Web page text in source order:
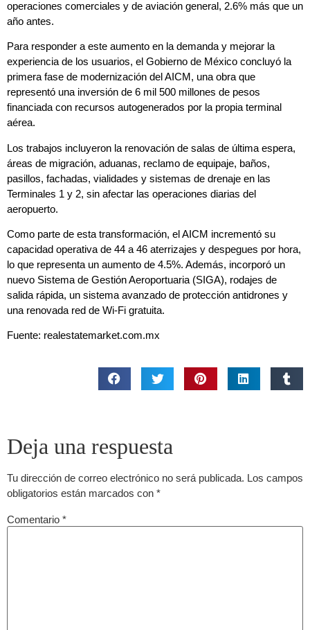
operaciones comerciales y de aviación general, 2.6% más que un
año antes.
Para responder a este aumento en la demanda y mejorar la
experiencia de los usuarios, el Gobierno de México concluyó la
primera fase de modernización del AICM, una obra que
representó una inversión de 6 mil 500 millones de pesos
financiada con recursos autogenerados por la propia terminal
aérea.
Los trabajos incluyeron la renovación de salas de última espera,
áreas de migración, aduanas, reclamo de equipaje, baños,
pasillos, fachadas, vialidades y sistemas de drenaje en las
Terminales 1 y 2, sin afectar las operaciones diarias del
aeropuerto.
Como parte de esta transformación, el AICM incrementó su
capacidad operativa de 44 a 46 aterrizajes y despegues por hora,
lo que representa un aumento de 4.5%. Además, incorporó un
nuevo Sistema de Gestión Aeroportuaria (SIGA), rodajes de
salida rápida, un sistema avanzado de protección antidrones y
una renovada red de Wi-Fi gratuita.
Fuente: realestatemarket.com.mx
Deja una respuesta
Tu dirección de correo electrónico no será publicada. Los campos
obligatorios están marcados con *
Comentario *